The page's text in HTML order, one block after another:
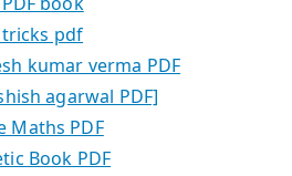
pdf
kumar verma PDF
agarwal PDF]
Maths PDF
Book PDF